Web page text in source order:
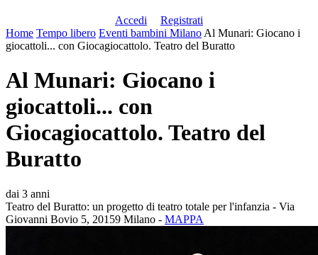
Accedi
Registrati
Home Tempo libero Eventi bambini Milano Al Munari: Giocano i
giocattoli... con Giocagiocattolo. Teatro del Buratto
Al Munari: Giocano i
giocattoli... con
Giocagiocattolo. Teatro del
Buratto
dai 3 anni
Teatro del Buratto: un progetto di teatro totale per l'infanzia - Via
Giovanni Bovio 5, 20159 Milano - MAPPA